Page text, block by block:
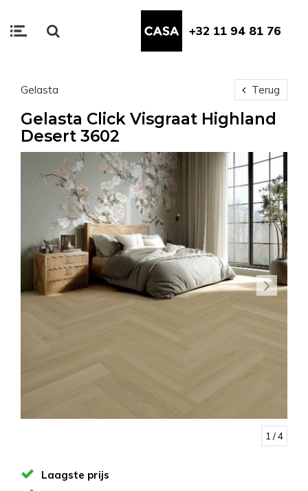
+32 11 94 81 76
Gelasta Terug
Gelasta Click Visgraat Highland
Desert 3602
1 / 4
Laagste prijs